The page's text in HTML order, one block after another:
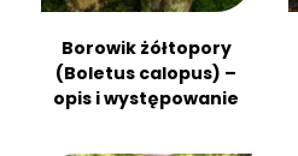
Borowik żółtopory
(Boletus calopus) –
opis i występowanie